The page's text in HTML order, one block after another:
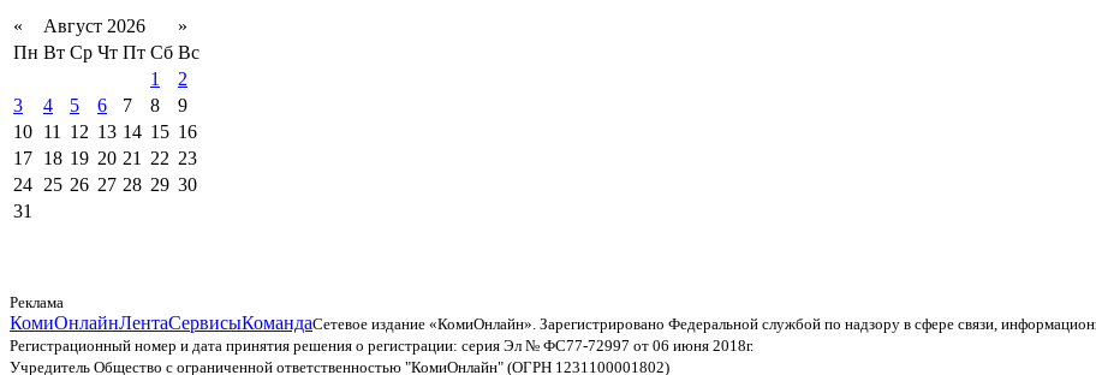
« Август 2026
»
Пн Вт Ср Чт Пт Сб Вс
1
2
3
4 5 6 7 8
9
10 11 12 13 14 15 16
17 18 19 20 21 22 23
24 25 26 27 28 29 30
31
Реклама
КомиОнлайнЛентаСервисыКомандаСетевое издание «КомиОнлайн». Зарегистрировано Федеральной службой по надзору в сфере связи,
Регистрационный номер и дата принятия решения о регистрации: серия Эл № ФС77-72997 от 06 июня 2018г.
Учредитель Общество с ограниченной ответственностью "КомиОнлайн" (ОГРН 1231100001802)